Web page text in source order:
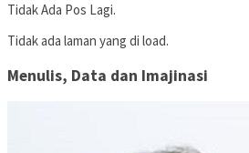
Tidak Ada Pos Lagi.
Tidak ada laman yang di load.
Menulis, Data dan Imajinasi